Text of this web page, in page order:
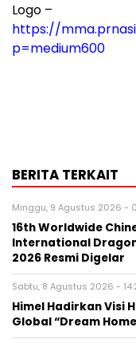
Logo –
https://
p=medium600
BERITA TERKAIT
Minggu, 9 Agustus 2026 -
16th Worldwide
International
2026 Resmi Digelar
Sabtu, 8 Agustus 2026 -
Himel Hadirkan Visi
Global “Dream